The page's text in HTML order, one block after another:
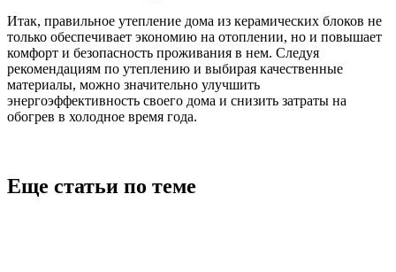
Итак, правильное утепление дома из керамических блоков не
только обеспечивает экономию на отоплении, но и повышает
комфорт и безопасность проживания в нем. Следуя
рекомендациям по утеплению и выбирая качественные
материалы, можно значительно улучшить
энергоэффективность своего дома и снизить затраты на
обогрев в холодное время года.
Еще статьи по теме